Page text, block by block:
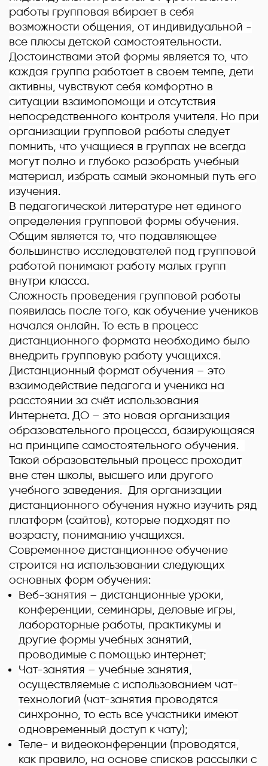
работы групповая вбирает в себя
возможности общения, от индивидуальной -
все плюсы детской самостоятельности.
Достоинствами этой формы является то, что
каждая группа работает в своем темпе, дети
активны, чувствуют себя комфортно в
ситуации взаимопомощи и отсутствия
непосредственного контроля учителя. Но при
организации групповой работы следует
помнить, что учащиеся в группах не всегда
могут полно и глубоко разобрать учебный
материал, избрать самый экономный путь его
изучения.
В педагогической литературе нет единого
определения групповой формы обучения.
Общим является то, что подавляющее
большинство исследователей под групповой
работой понимают работу малых групп
внутри класса.
Сложность проведения групповой работы
появилась после того, как обучение учеников
начался онлайн. То есть в процесс
дистанционного формата необходимо было
внедрить групповую работу учащихся.
Дистанционный формат обучения – это
взаимодействие педагога и ученика на
расстоянии за счёт использования
Интернета. ДО – это новая организация
образовательного процесса, базирующаяся
на принципе самостоятельного обучения.
Такой образовательный процесс проходит
вне стен школы, высшего или другого
учебного заведения. Для организации
дистанционного обучения нужно изучить ряд
платформ (сайтов), которые подходят по
возрасту, пониманию учащихся.
Современное дистанционное обучение
строится на использовании следующих
основных форм обучения:
Веб-занятия – дистанционные уроки,
конференции, семинары, деловые игры,
лабораторные работы, практикумы и
другие формы учебных занятий,
проводимые с помощью интернет;
Чат-занятия – учебные занятия,
осуществляемые с использованием чат-
технологий (чат-занятия проводятся
синхронно, то есть все участники имеют
одновременный доступ к чату);
Теле- и видеоконференции (проводятся,
как правило, на основе списков рассылки с